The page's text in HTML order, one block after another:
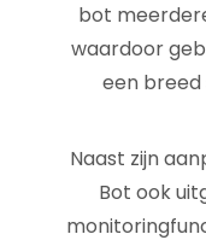
bot
waardoor
een breed
Naast zijn
Bot ook